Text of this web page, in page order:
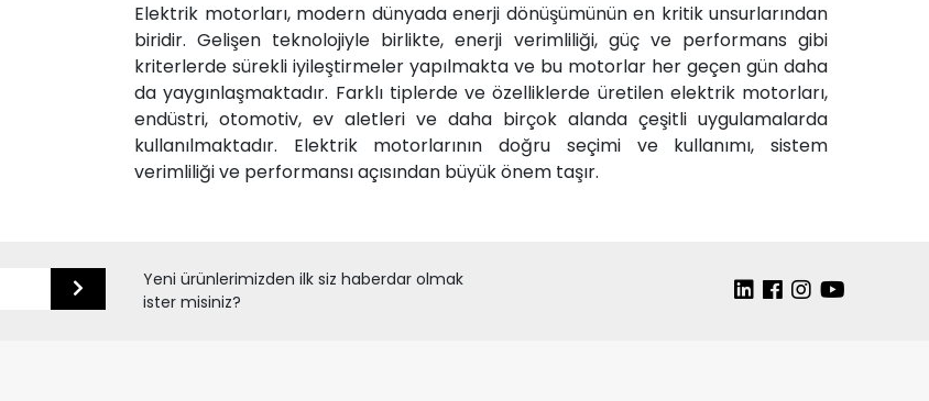
Elektrik motorları, modern dünyada enerji dönüşümünün en kritik unsurlarından
biridir. Gelişen teknolojiyle birlikte, enerji verimliliği, güç ve performans gibi
kriterlerde sürekli iyileştirmeler yapılmakta ve bu motorlar her geçen gün daha
da yaygınlaşmaktadır. Farklı tiplerde ve özelliklerde üretilen elektrik motorları,
endüstri, otomotiv, ev aletleri ve daha birçok alanda çeşitli uygulamalarda
kullanılmaktadır. Elektrik motorlarının doğru seçimi ve kullanımı, sistem
verimliliği ve performansı açısından büyük önem taşır.
Yeni ürünlerimizden ilk siz haberdar olmak
ister misiniz?